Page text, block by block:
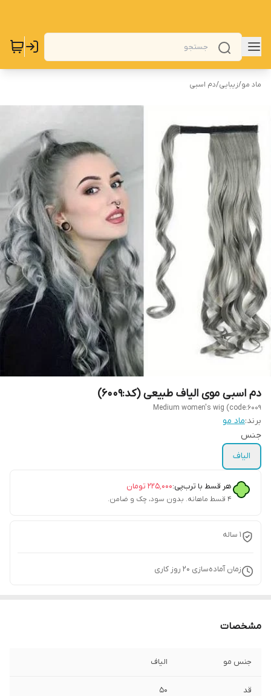
ماد مو/زیبایی/دم اسبی
دم اسبی موی الیاف طبیعی (کد:6009)
Medium women's wig (code:6009
برند:ماد مو
جنس
الیاف
هر قسط با ترب‌پی:۲۲۵٬۰۰۰ تومان
۴ قسط ماهانه. بدون سود، چک و ضامن.
1 ساله
زمان آماده‌سازی 20 روز کاری
مشخصات
جنس مو الیاف
قد 50